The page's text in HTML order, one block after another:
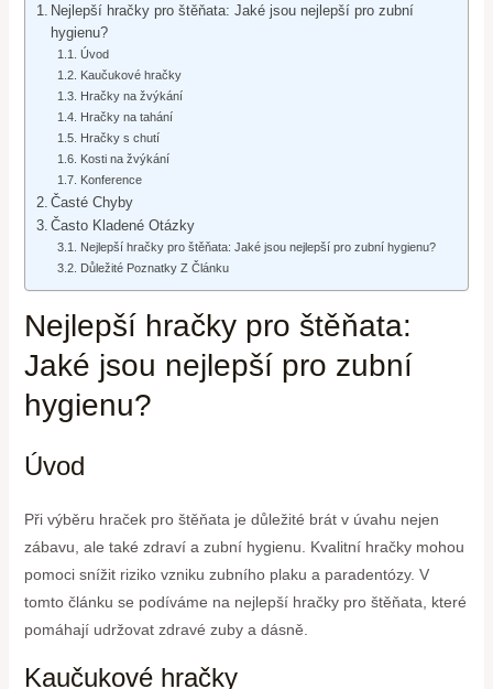
Nejlepší hračky pro štěňata: Jaké jsou nejlepší pro zubní
hygienu?
Úvod
Kaučukové hračky
Hračky na žvýkání
Hračky na tahání
Hračky s chutí
Kosti na žvýkání
Konference
Časté Chyby
Často Kladené Otázky
Nejlepší hračky pro štěňata: Jaké jsou nejlepší pro zubní hygienu?
Důležité Poznatky Z Článku
Nejlepší hračky pro štěňata:
Jaké jsou nejlepší pro zubní
hygienu?
Úvod
Při výběru hraček pro štěňata je důležité brát v úvahu nejen
zábavu, ale také zdraví a zubní hygienu. Kvalitní hračky mohou
pomoci snížit riziko vzniku zubního plaku a paradentózy. V
tomto článku se podíváme na nejlepší hračky pro štěňata, které
pomáhají udržovat zdravé zuby a dásně.
Kaučukové hračky